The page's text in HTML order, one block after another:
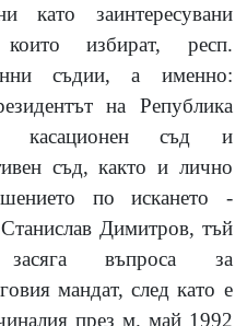
като заинтересувани
които избират, респ.
съдии, а именно:
на Република
касационен съд и
съд, както и лично
по искането -
Димитров, тъй
въпроса за
мандат, след като е
през м. май 1992